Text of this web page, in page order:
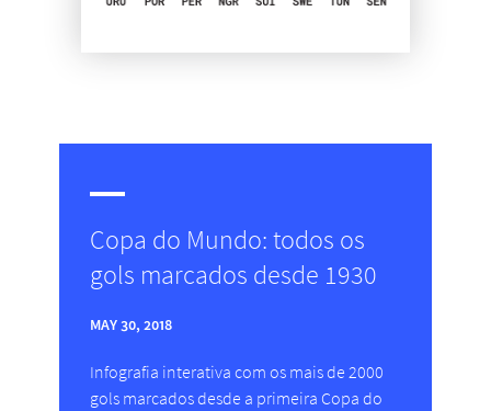
Copa do Mundo: todos os
gols marcados desde 1930
MAY 30, 2018
Infografia interativa com os mais de 2000
gols marcados desde a primeira Copa do